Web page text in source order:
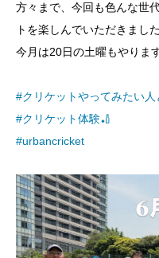
方々まで、今回も色んな世
トを楽しんでいただきました
今月は20日の土曜もやりま
#クリケットやってみたい
#クリケット体験🏏
#urbancricket